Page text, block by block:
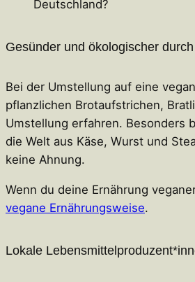
Deutschland?
Gesünder und ökologischer
Bei der Umstellung auf eine
pflanzlichen Brotaufstrichen,
Umstellung erfahren. Besonders
die Welt aus Käse, Wurst und
keine Ahnung.
Wenn du deine Ernährung
vegane Ernährungsweise.
Lokale